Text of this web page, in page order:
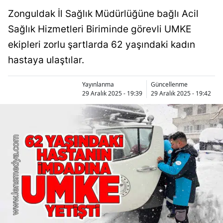
Zonguldak İl Sağlık Müdürlüğüne bağlı Acil
Sağlık Hizmetleri Biriminde görevli UMKE
ekipleri zorlu şartlarda 62 yaşındaki kadın
hastaya ulaştılar.
Yayınlanma
29 Aralık 2025 - 19:39
Güncellenme
29 Aralık 2025 - 19:42